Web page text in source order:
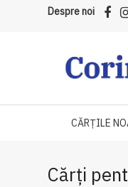
Despre noi
CĂRȚILE
Cărți